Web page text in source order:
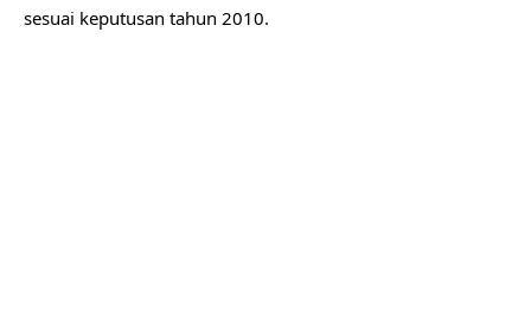
sesuai keputusan tahun 2010.